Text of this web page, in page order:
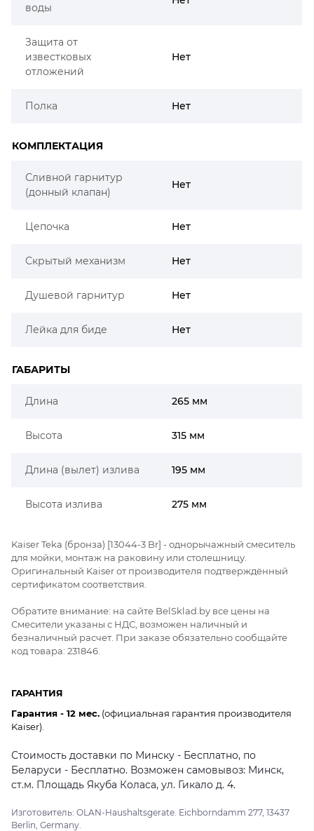
воды
Защита от
известковых
отложений
Нет
Полка Нет
КОМПЛЕКТАЦИЯ
Сливной гарнитур
(донный клапан)
Нет
Цепочка Нет
Скрытый механизм Нет
Душевой гарнитур Нет
Лейка для биде Нет
ГАБАРИТЫ
Длина 265 мм
Высота 315 мм
Длина (вылет) излива 195 мм
Высота излива 275 мм
Kaiser Teka (бронза) [13044-3 Br] - однорычажный смеситель
для мойки, монтаж на раковину или столешницу.
Оригинальный Kaiser от производителя подтверждённый
сертификатом соответствия.
Обратите внимание: на сайте BelSklad.by все цены на
Смесители указаны с НДС, возможен наличный и
безналичный расчет. При заказе обязательно сообщайте
код товара: 231846.
ГАРАНТИЯ
Гарантия - 12 мес. (официальная гарантия производителя
Kaiser).
Стоимость доставки по Минску - Бесплатно, по
Беларуси - Бесплатно. Возможен самовывоз: Минск,
ст.м. Площадь Якуба Коласа, ул. Гикало д. 4.
Изготовитель: OLAN-Haushaltsgerate. Eichborndamm 277, 13437
Berlin, Germany.